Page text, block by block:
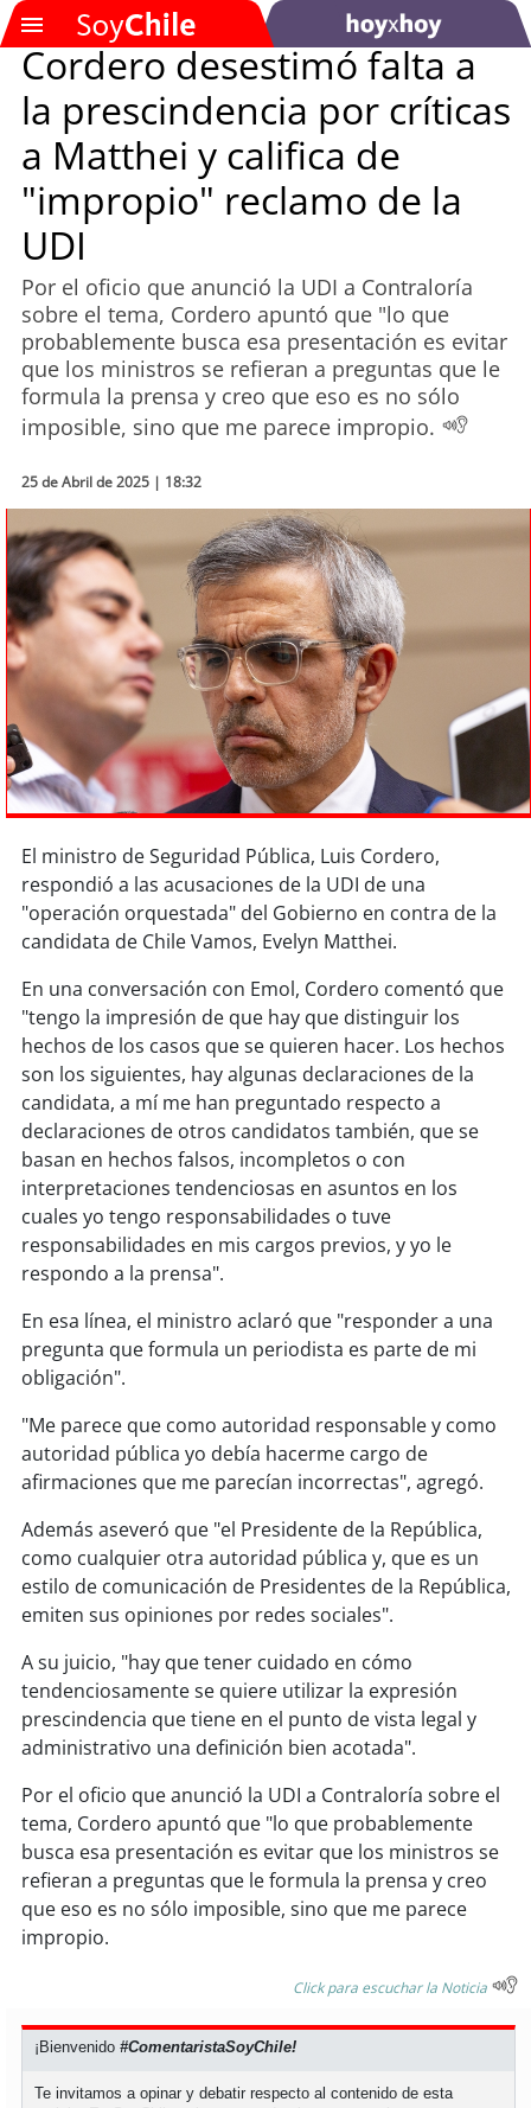
SOYTV
Podcast
Actualidad
Entretención
Economía
Deportes
Tecnología
Sostenibilidad
soychile
soyarica
iquique
soycalama
soycopiapó
soyvalparaíso
soyquillota
soy sanantonio
soychillán
soysancarlos
soytalcahuano
soycoronel
soyarauco
soytemuco
soyvaldivia
soyosorno
soy puertomontt
soy chiloé
Cordero desestimó falta a
la prescindencia por críticas
a Matthei y califica de
"impropio" reclamo de la
UDI
Por el oficio que anunció la UDI a Contraloría
sobre el tema, Cordero apuntó que "lo que
probablemente busca esa presentación es evitar
que los ministros se refieran a preguntas que le
formula la prensa y creo que eso es no sólo
imposible, sino que me parece impropio.
25 de Abril de 2025 | 18:32
El ministro de Seguridad Pública, Luis Cordero,
respondió a las acusaciones de la UDI de una
"operación orquestada" del Gobierno en contra de la
candidata de Chile Vamos, Evelyn Matthei.
En una conversación con Emol, Cordero comentó que
"tengo la impresión de que hay que distinguir los
hechos de los casos que se quieren hacer. Los hechos
son los siguientes, hay algunas declaraciones de la
candidata, a mí me han preguntado respecto a
declaraciones de otros candidatos también, que se
basan en hechos falsos, incompletos o con
interpretaciones tendenciosas en asuntos en los
cuales yo tengo responsabilidades o tuve
responsabilidades en mis cargos previos, y yo le
respondo a la prensa".
En esa línea, el ministro aclaró que "responder a una
pregunta que formula un periodista es parte de mi
obligación".
"Me parece que como autoridad responsable y como
autoridad pública yo debía hacerme cargo de
afirmaciones que me parecían incorrectas", agregó.
Además aseveró que "el Presidente de la República,
como cualquier otra autoridad pública y, que es un
estilo de comunicación de Presidentes de la República,
emiten sus opiniones por redes sociales".
A su juicio, "hay que tener cuidado en cómo
tendenciosamente se quiere utilizar la expresión
prescindencia que tiene en el punto de vista legal y
administrativo una definición bien acotada".
Por el oficio que anunció la UDI a Contraloría sobre el
tema, Cordero apuntó que "lo que probablemente
busca esa presentación es evitar que los ministros se
refieran a preguntas que le formula la prensa y creo
que eso es no sólo imposible, sino que me parece
impropio.
Click para escuchar la Noticia
¡Bienvenido#ComentaristaSoyChile!
Te invitamos a opinar y debatir respecto al contenido de esta